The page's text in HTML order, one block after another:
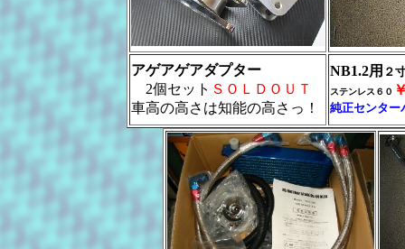
アゲアゲアダプター
2個セット ＳＯＬＤＯＵＴ
車高の高さは知能の高さっ！
NB1.2用 ２
ステンレス６０
純正センター